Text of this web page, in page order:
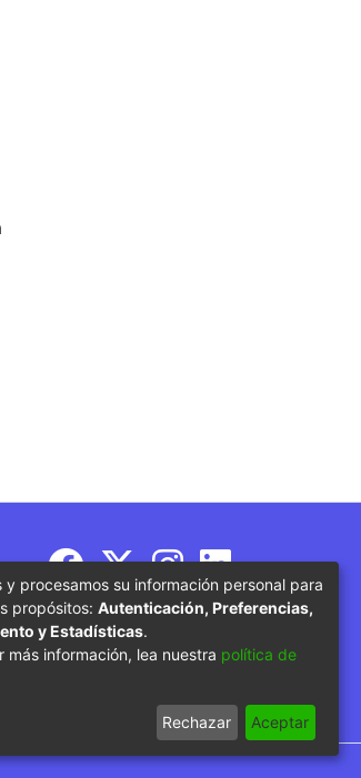
Ministerio de Educación
y procesamos su información personal para
propósitos: Autenticación, Preferencias,
y Estadísticas.
más información, lea nuestra política de
Rechazar Aceptar